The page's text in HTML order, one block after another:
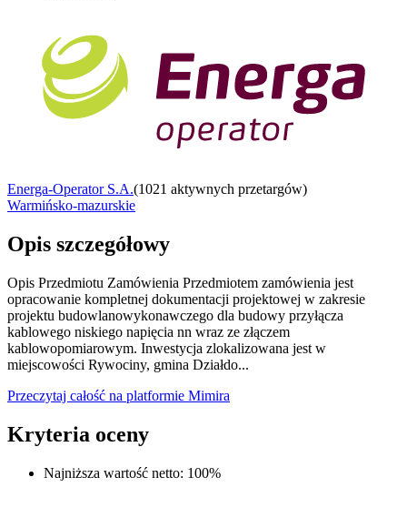
Energa-Operator S.A.(1021 aktywnych przetargów)
Warmińsko-mazurskie
Opis szczegółowy
Opis Przedmiotu Zamówienia Przedmiotem zamówienia jest
opracowanie kompletnej dokumentacji projektowej w zakresie
projektu budowlanowykonawczego dla budowy przyłącza
kablowego niskiego napięcia nn wraz ze złączem
kablowopomiarowym. Inwestycja zlokalizowana jest w
miejscowości Rywociny, gmina Działdo...
Przeczytaj całość na platformie Mimira
Kryteria oceny
Najniższa wartość netto: 100%